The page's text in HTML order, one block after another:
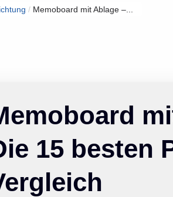
/ Memoboard mit Ablage –...
15 besten